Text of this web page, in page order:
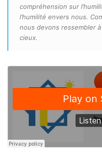
compréhension sur
l’humilité envers nous.
nous devons ressembler
cieux.